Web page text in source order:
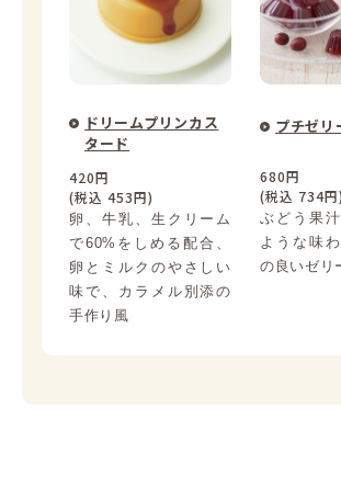
ドリームプリンカス
タード
420円
(税込 453円)
卵、牛乳、生クリーム
で60%をしめる配合、
卵とミルクのやさしい
味で、カラメル別添の
手作り風
プチゼリ
680円
(税込 734円)
ぶどう果
ような味
の良いゼリ